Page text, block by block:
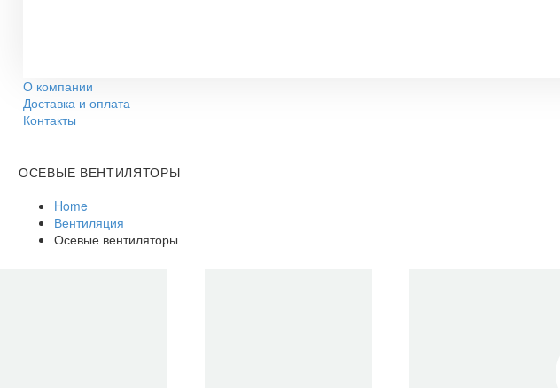
О компании
Доставка и оплата
Контакты
ОСЕВЫЕ ВЕНТИЛЯТОРЫ
Home
Вентиляция
Осевые вентиляторы